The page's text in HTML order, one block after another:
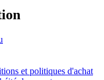
et politiques d'achat